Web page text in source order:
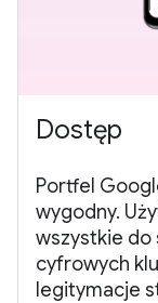
Dostęp
Portfel
wygodny.
wszystkie do
cyfrowych
legitymacje